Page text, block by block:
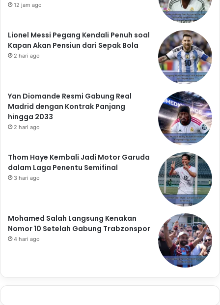
12 jam ago
Lionel Messi Pegang Kendali Penuh soal
Kapan Akan Pensiun dari Sepak Bola
2 hari ago
Yan Diomande Resmi Gabung Real
Madrid dengan Kontrak Panjang
hingga 2033
2 hari ago
Thom Haye Kembali Jadi Motor Garuda
dalam Laga Penentu Semifinal
3 hari ago
Mohamed Salah Langsung Kenakan
Nomor 10 Setelah Gabung Trabzonspor
4 hari ago